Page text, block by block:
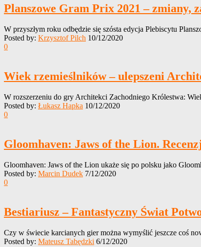
Planszowe Gram Prix 2021 – zmiany,
W przyszłym roku odbędzie się szósta edycja Plebiscytu
Posted by: Krzysztof Pilch 10/12/2020
0
Wiek rzemieślników – ulepszeni
W rozszerzeniu do gry Architekci Zachodniego Królestwa:
Posted by: Łukasz Hapka 10/12/2020
0
Gloomhaven: Jaws of the Lion.
Gloomhaven: Jaws of the Lion ukaże się po polsku jako
Posted by: Marcin Dudek 7/12/2020
0
Bestiariusz – Fantastyczny Świat
Czy w świecie karcianych gier można wymyślić jeszcze coś
Posted by: Mateusz Tabędzki 6/12/2020